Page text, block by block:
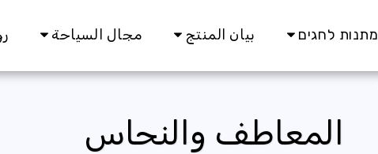
מתנות לחגים بيان المنتج مجال السياحة
المعاطف والنحاس